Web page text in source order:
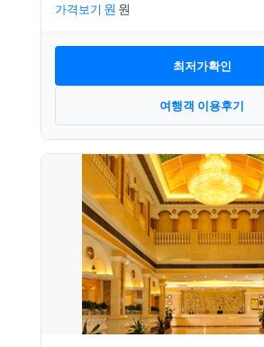
가격보기
최저가확인
여행객 이용후기